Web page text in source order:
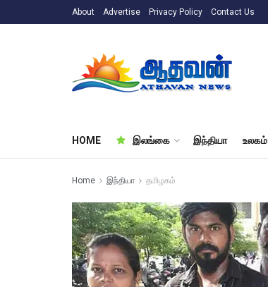
About Advertise Privacy Policy Contact Us
HOME இலங்கை இந்தியா உலகம்
Home இந்தியா தமிழகம்